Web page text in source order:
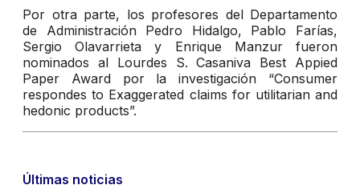
Por otra parte, los profesores del Departamento
de Administración Pedro Hidalgo, Pablo Farías,
Sergio Olavarrieta y Enrique Manzur fueron
nominados al Lourdes S. Casaniva Best Appied
Paper Award por la investigación “Consumer
respondes to Exaggerated claims for utilitarian and
hedonic products”.
Últimas noticias